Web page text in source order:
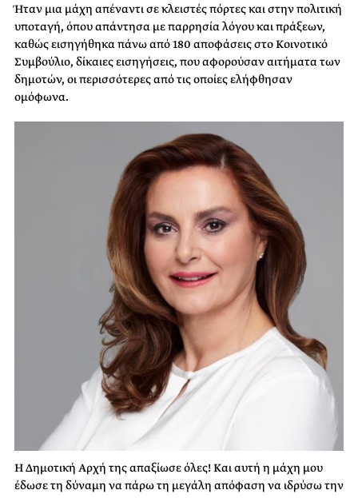
Ήταν μια μάχη απέναντι σε κλειστές πόρτες και στην πολιτική
υποταγή, όπου απάντησα με παρρησία λόγου και πράξεων,
καθώς εισηγήθηκα πάνω από 180 αποφάσεις στο Κοινοτικό
Συμβούλιο, δίκαιες εισηγήσεις, που αφορούσαν αιτήματα των
δημοτών, οι περισσότερες από τις οποίες ελήφθησαν
ομόφωνα.
Η Δημοτική Αρχή της απαξίωσε όλες! Και αυτή η μάχη μου
έδωσε τη δύναμη να πάρω τη μεγάλη απόφαση να ιδρύσω την